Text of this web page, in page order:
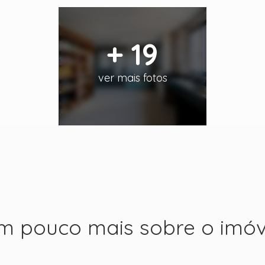
+ 19
ver mais fotos
pouco mais sobre o